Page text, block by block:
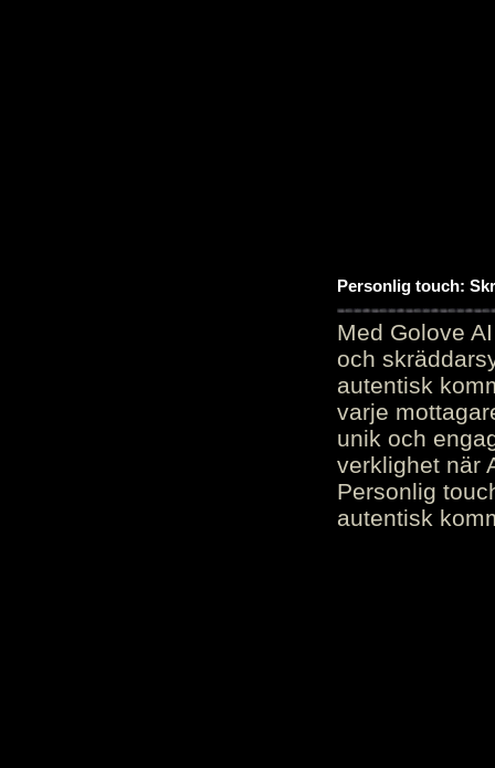
Personlig touch:
Med Golove
och
autentisk
varje
unik och
verklighet när
Personlig
autentisk